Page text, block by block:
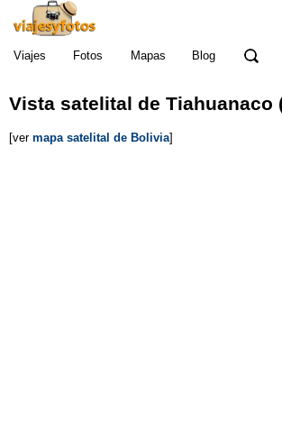
Viajes Fotos Mapas Blog
Vista satelital de Tiahuanaco
[ver mapa satelital de Bolivia]